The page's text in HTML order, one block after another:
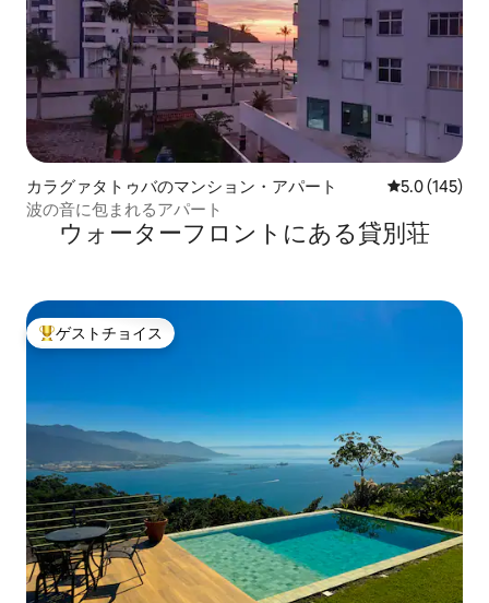
カラグァタトゥバのマンション・アパート レビュー145
5.0 (145)
波の音に包まれるアパート
ウォーターフロントにある貸別荘
大好評のゲストチョイスです。
ゲストチョイス